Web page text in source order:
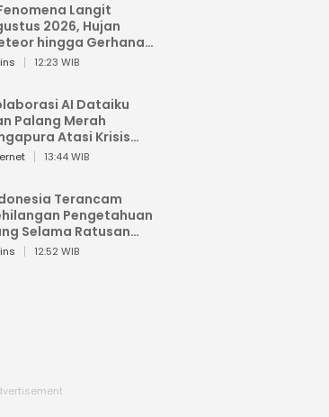
Langit
2026, Hujan
hingga Gerhana
12:23 WIB
AI Dataiku
Palang Merah
Atasi Krisis
13:44 WIB
Terancam
Pengetahuan
Selama Ratusan
Menjaga Alam
12:52 WIB